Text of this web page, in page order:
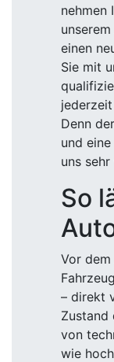
nehmen
einen
Sie mit
Denn
und
uns
So
Vor
– direkt
Zustand
von
wie